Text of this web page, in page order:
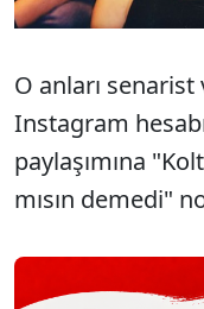
O anları senarist
Instagram
paylaşımına
mısın demedi"